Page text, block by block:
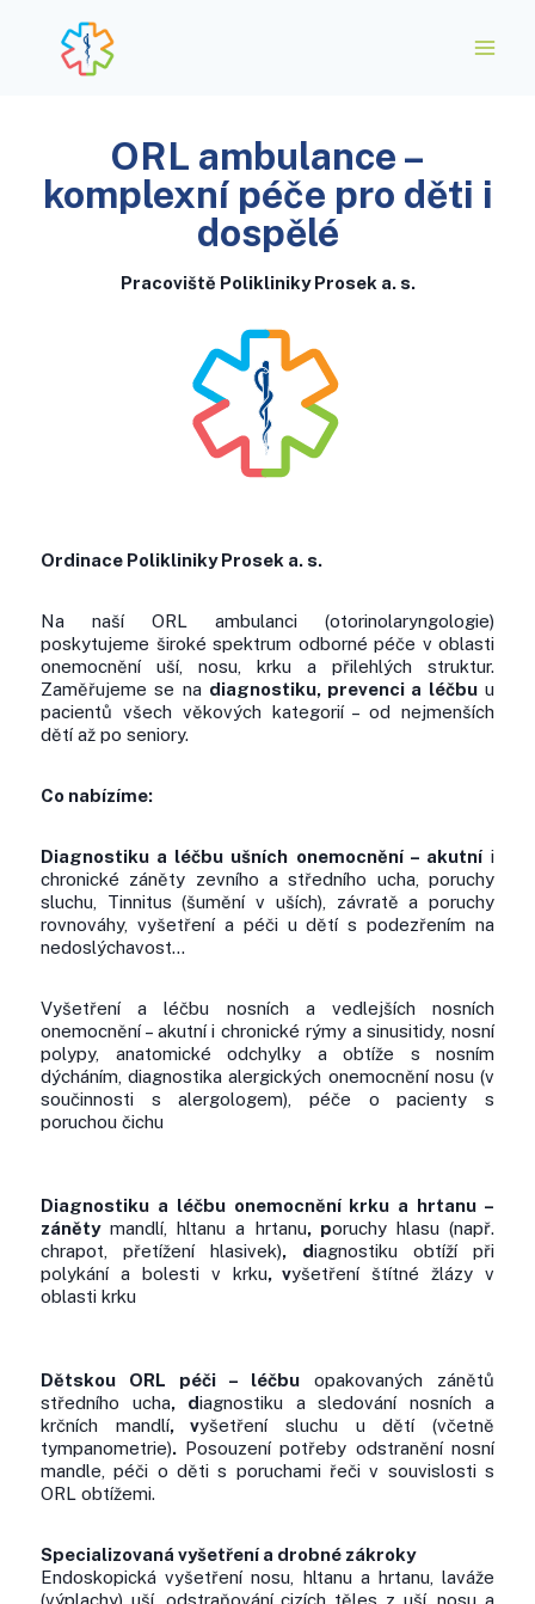
ORL ambulance –
komplexní péče pro děti i
dospělé​
Pracoviště Polikliniky Prosek a. s.
Ordinace Polikliniky Prosek a. s.
Na naší ORL ambulanci (otorinolaryngologie)
poskytujeme široké spektrum odborné péče v oblasti
onemocnění uší, nosu, krku a přilehlých struktur.
Zaměřujeme se na diagnostiku, prevenci a léčbuu
pacientů všech věkových kategorií – od nejmenších
dětí až po seniory.
Co nabízíme:
Diagnostiku a léčbu ušních onemocnění – akutníi
chronické záněty zevního a středního ucha, poruchy
sluchu, Tinnitus (šumění v uších), závratě a poruchy
rovnováhy, vyšetření a péči u dětí s podezřením na
nedoslýchavost…
Vyšetření a léčbu nosních a vedlejších nosních
onemocnění – akutní i chronické rýmy a sinusitidy, nosní
polypy, anatomické odchylky a obtíže s nosním
dýcháním, diagnostika alergických onemocnění nosu (v
součinnosti s alergologem), péče o pacienty s
poruchou čichu
Diagnostiku a léčbu onemocnění krku a hrtanu –
zánětymandlí, hltanu a hrtanu, poruchy hlasu (např.
chrapot, přetížení hlasivek), diagnostiku obtíží při
polykání a bolesti v krku, vyšetření štítné žlázy v
oblasti krku
Dětskou ORL péči – léčbu opakovaných zánětů
středního ucha, diagnostiku a sledování nosních a
krčních mandlí, vyšetření sluchu u dětí (včetně
tympanometrie). Posouzení potřeby odstranění nosní
mandle, péči o děti s poruchami řeči v souvislosti s
ORL obtížemi.
Specializovaná vyšetření a drobné zákroky
Endoskopická vyšetření nosu, hltanu a hrtanu, laváže
(výplachy) uší, odstraňování cizích těles z uší, nosu a